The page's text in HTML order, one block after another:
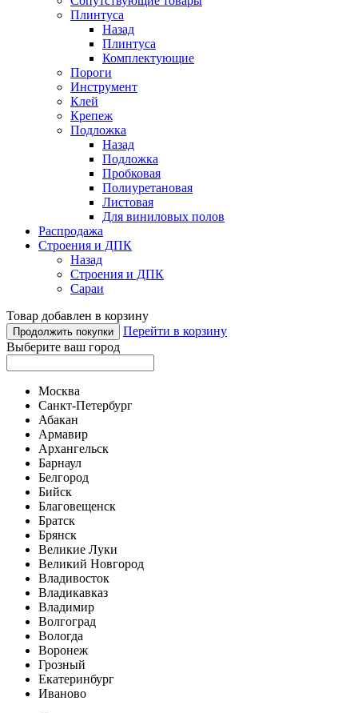
Плинтуса
Назад
Плинтуса
Комплектующие
Пороги
Инструмент
Клей
Крепеж
Подложка
Назад
Подложка
Пробковая
Полиуретановая
Листовая
Для виниловых полов
Распродажа
Строения и ДПК
Назад
Строения и ДПК
Сараи
Товар добавлен в корзину
Продолжить покупки
Перейти в корзину
Выберите ваш город
Москва
Санкт-Петербург
Абакан
Армавир
Архангельск
Барнаул
Белгород
Бийск
Благовещенск
Братск
Брянск
Великие Луки
Великий Новгород
Владивосток
Владикавказ
Владимир
Волгоград
Вологда
Воронеж
Грозный
Екатеринбург
Иваново